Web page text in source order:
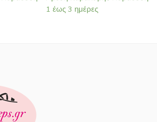
1 έως 3 ημέρες